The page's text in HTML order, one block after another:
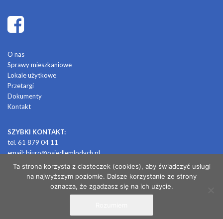
O nas
Sprawy mieszkaniowe
Lokale użytkowe
Przetargi
Dokumenty
Kontakt
SZYBKI KONTAKT:
tel. 61 879 04 11
email:biuro@osiedlemlodych.pl
© 2026 OSIEDLE MŁODYCH
/ projekt i realizacja: CONTRABANDA / studio graficzne
Ta strona korzysta z ciasteczek (cookies), aby świadczyć usługi
na najwyższym poziomie. Dalsze korzystanie ze strony
oznacza, że zgadzasz się na ich użycie.